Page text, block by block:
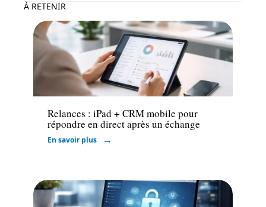
À RETENIR
Marketing
Relances : iPad + CRM mobile pour
répondre en direct après un échange
En savoir plus